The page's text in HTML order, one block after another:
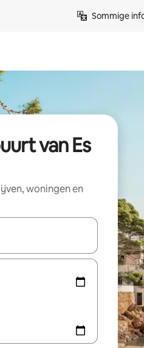
Sommige
van Es
woningen en
zijn, maak je een keuze